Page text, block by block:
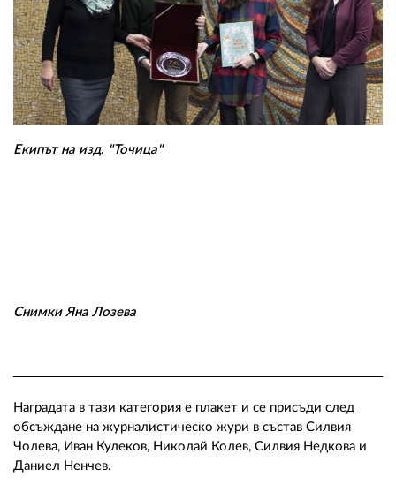
Екипът на изд. "Точица"
Снимки Яна Лозева
Наградата в тази категория е плакет и се присъди след
обсъждане на журналистическо жури в състав Силвия
Чолева, Иван Кулеков, Николай Колев, Силвия Недкова и
Даниел Ненчев.